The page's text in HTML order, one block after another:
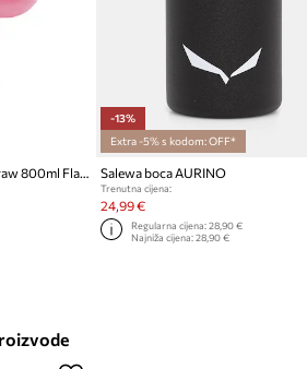
Termos šalica 24bottles Straw 800ml Flamingo
-13%
Extra -5% s kodom: OFF*
Salewa boca AURINO
Trenutna cijena:
24,99 €
Regularna cijena: 28,90 €
Najniža cijena: 28,90 €